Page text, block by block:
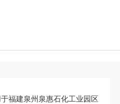
福建泉州泉惠石化工业园区